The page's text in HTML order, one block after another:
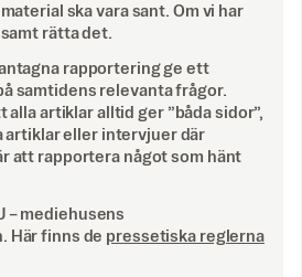
ska vara sant. Om vi har
rätta det.
rapportering ge ett
samtidens relevanta frågor.
alla artiklar alltid ger ”båda sidor”,
eller intervjuer där
att rapportera något som hänt
– mediehusens
Här finns de pressetiska reglerna